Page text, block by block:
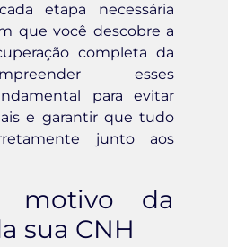
etapa necessária
que você descobre a
completa da
esses
para evitar
e garantir que tudo
junto aos
motivo da
sua CNH